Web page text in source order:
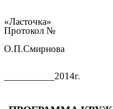
д/с
«Ласточка»
О.П.Смирнова